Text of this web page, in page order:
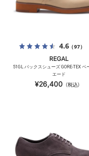
4.6（97）
REGAL
51GL バックスシューズ GORE-TEX ベ
エード
¥26,400 （税込）